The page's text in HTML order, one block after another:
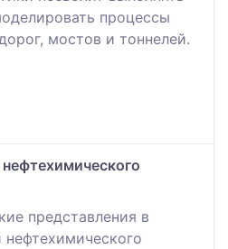
процессы
мостов и тоннелей.
представления в
нефтехимического